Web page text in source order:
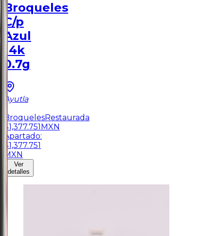
Broqueles
C/p
Azul
14k
0.7g
Ayutla
BroquelesRestaurada
$1,377.751MXN
Apartado:
$1,377.751
MXN
Ver
detalles